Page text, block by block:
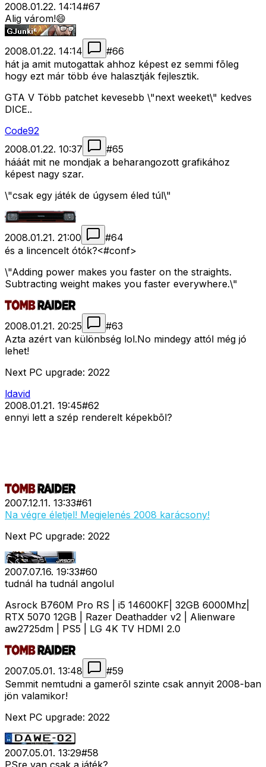
2008.01.22. 14:14#67
Alig várom!😄
2008.01.22. 14:14 #66
hát ja amit mutogattak ahhoz képest ez semmi fõleg
hogy ezt már több éve halasztják fejlesztik.
GTA V Több patchet kevesebb \"next weeket\" kedves
DICE..
Code92
2008.01.22. 10:37
#65
hááát mit ne mondjak a beharangozott grafikához
képest nagy szar.
\"csak egy játék de úgysem éled túl\"
2008.01.21. 21:00 #64
és a lincencelt ótók?<#conf>
\"Adding power makes you faster on the straights.
Subtracting weight makes you faster everywhere.\"
2008.01.21. 20:25 #63
Azta azért van különbség lol.No mindegy attól még jó
lehet!
Next PC upgrade: 2022
ldavid
2008.01.21. 19:45#62
ennyi lett a szép renderelt képekbõl?
2007.12.11. 13:33#61
Na végre életjel! Megjelenés 2008 karácsony!
Next PC upgrade: 2022
2007.07.16. 19:33#60
tudnál ha tudnál angolul
Asrock B760M Pro RS | i5 14600KF| 32GB 6000Mhz|
RTX 5070 12GB | Razer Deathadder v2 | Alienware
aw2725dm | PS5 | LG 4K TV HDMI 2.0
2007.05.01. 13:48 #59
Semmit nemtudni a gamerõl szinte csak annyit 2008-ban
jön valamikor!
Next PC upgrade: 2022
2007.05.01. 13:29#58